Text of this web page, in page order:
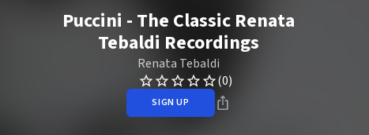
Puccini - The Classic Renata
Tebaldi Recordings
Renata Tebaldi
(0)
SIGN UP